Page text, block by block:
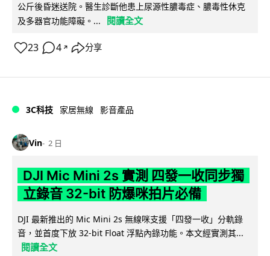
公斤後昏迷送院。醫生診斷他患上尿源性膿毒症、膿毒性休克
及多器官功能障礙。...
閱讀全文
23 4 ↗ 分享
3C科技 家居無線 影音產品
Vin 2 日
DJI Mic Mini 2s 實測 四發一收同步獨
立錄音 32-bit 防爆咪拍片必備
DJI 最新推出的 Mic Mini 2s 無線咪支援「四發一收」分軌錄
音，並首度下放 32-bit Float 浮點內錄功能。本文經實測其...
閱讀全文